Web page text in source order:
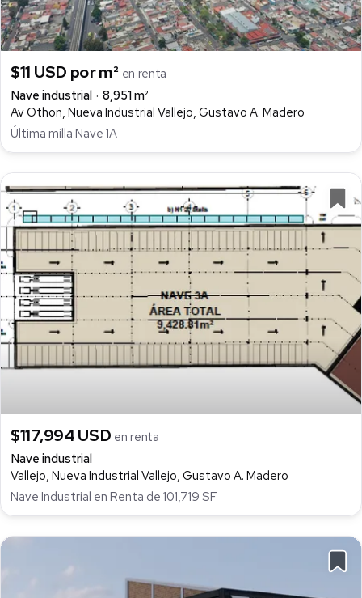
$11 USD por m² en renta
Nave industrial
8,951 m²
Av Othon, Nueva Industrial Vallejo, Gustavo A. Madero
Última milla Nave 1A
$117,994 USD en renta
Nave industrial
Vallejo, Nueva Industrial Vallejo, Gustavo A. Madero
Nave Industrial en Renta de 101,719 SF